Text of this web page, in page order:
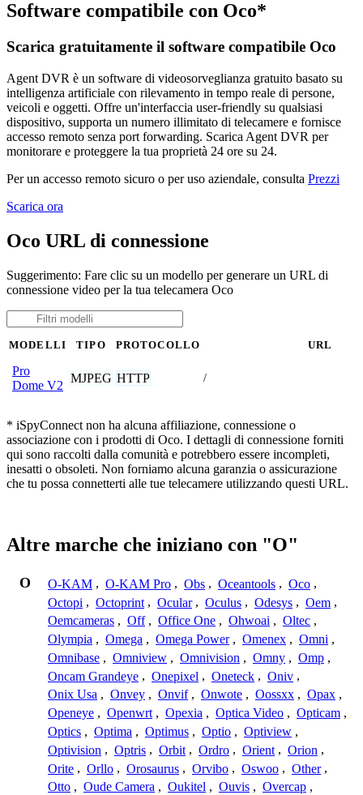
Software compatibile con Oco*
Scarica gratuitamente il software compatibile Oco
Agent DVR è un software di videosorveglianza gratuito basato su
intelligenza artificiale con rilevamento in tempo reale di persone,
veicoli e oggetti. Offre un'interfaccia user-friendly su qualsiasi
dispositivo, supporta un numero illimitato di telecamere e fornisce
accesso remoto senza port forwarding. Scarica Agent DVR per
monitorare e proteggere la tua proprietà 24 ore su 24.
Per un accesso remoto sicuro o per uso aziendale, consulta Prezzi
Scarica ora
Oco URL di connessione
Suggerimento: Fare clic su un modello per generare un URL di
connessione video per la tua telecamera Oco
MODELLI TIPO PROTOCOLLO URL
Pro
Dome V2
MJPEG HTTP /
* iSpyConnect non ha alcuna affiliazione, connessione o
associazione con i prodotti di Oco. I dettagli di connessione forniti
qui sono raccolti dalla comunità e potrebbero essere incompleti,
inesatti o obsoleti. Non forniamo alcuna garanzia o assicurazione
che tu possa connetterti alle tue telecamere utilizzando questi URL.
Altre marche che iniziano con "O"
O O-KAM , O-KAM Pro , Obs , Oceantools , Oco ,
Octopi , Octoprint , Ocular , Oculus , Odesys , Oem ,
Oemcameras , Off , Office One , Ohwoai , Oltec ,
Olympia , Omega , Omega Power , Omenex , Omni ,
Omnibase , Omniview , Omnivision , Omny , Omp ,
Oncam Grandeye , Onepixel , Oneteck , Oniv ,
Onix Usa , Onvey , Onvif , Onwote , Oossxx , Opax ,
Openeye , Openwrt , Opexia , Optica Video , Opticam ,
Optics , Optima , Optimus , Optio , Optiview ,
Optivision , Optris , Orbit , Ordro , Orient , Orion ,
Orite , Orllo , Orosaurus , Orvibo , Oswoo , Other ,
Otto , Oude Camera , Oukitel , Ouvis , Overcap ,